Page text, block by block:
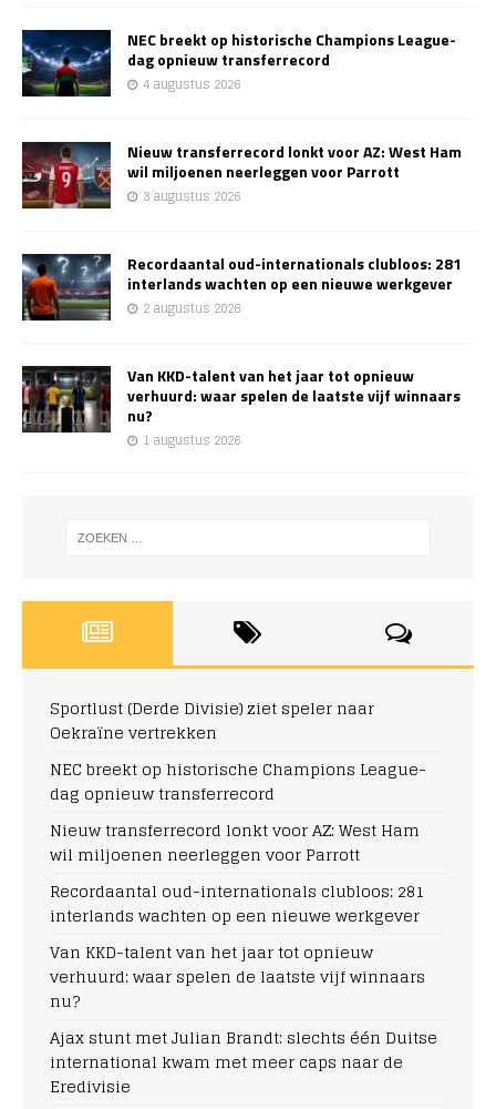
NEC breekt op historische Champions League-
dag opnieuw transferrecord
4 augustus 2026
Nieuw transferrecord lonkt voor AZ: West Ham
wil miljoenen neerleggen voor Parrott
3 augustus 2026
Recordaantal oud-internationals clubloos: 281
interlands wachten op een nieuwe werkgever
2 augustus 2026
Van KKD-talent van het jaar tot opnieuw
verhuurd: waar spelen de laatste vijf winnaars
nu?
1 augustus 2026
Sportlust (Derde Divisie) ziet speler naar
Oekraïne vertrekken
NEC breekt op historische Champions League-
dag opnieuw transferrecord
Nieuw transferrecord lonkt voor AZ: West Ham
wil miljoenen neerleggen voor Parrott
Recordaantal oud-internationals clubloos: 281
interlands wachten op een nieuwe werkgever
Van KKD-talent van het jaar tot opnieuw
verhuurd: waar spelen de laatste vijf winnaars
nu?
Ajax stunt met Julian Brandt: slechts één Duitse
international kwam met meer caps naar de
Eredivisie